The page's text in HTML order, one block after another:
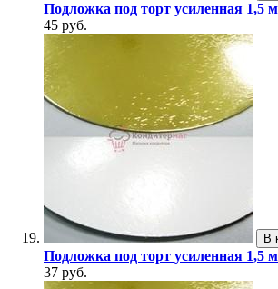
Подложка под торт усиленная 1,5
45 руб.
В
Подложка под торт усиленная 1,5
37 руб.